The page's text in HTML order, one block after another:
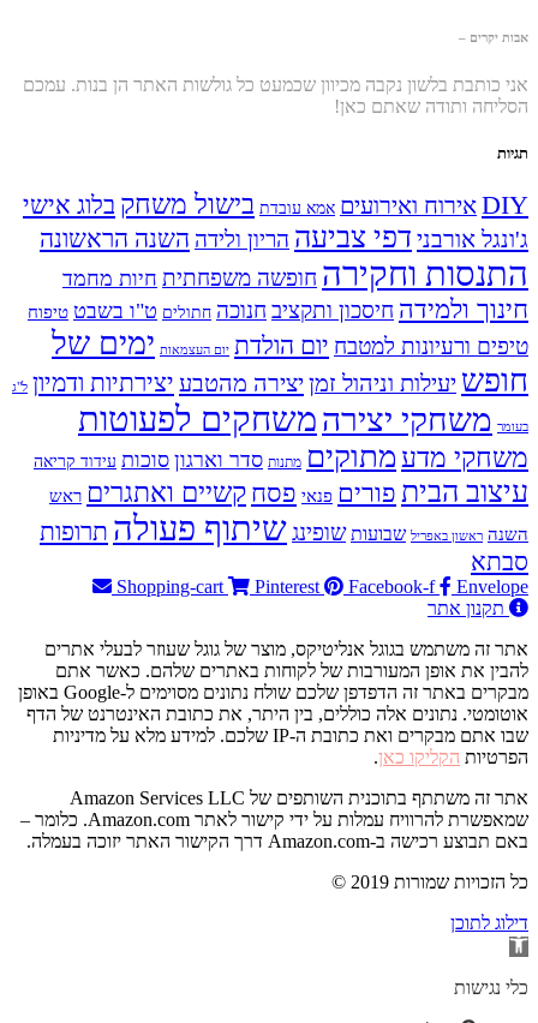
אבות יקרים –
אני כותבת בלשון נקבה מכיוון שכמעט כל גולשות האתר הן בנות. עמכם
הסליחה ותודה שאתם כאן!
תגיות
DIYאירוח ואירועים אמא עובדת בישול משחק בלוג אישי
ג'ונגל אורבני דפי צביעה הריון ולידה השנה הראשונה
התנסות וחקירה חופשה משפחתית חיות מחמד
חינוך ולמידה חיסכון ותקציב חנוכה חתולים ט"ו בשבט טיפוח
טיפים ורעיונות למטבח יום הולדת יום העצמאות ימים של
חופש יעילות וניהול זמן יצירה מהטבע יצירתיות ודמיון ל"ג
בעומר משחקי יצירהמשחקים לפעוטות
משחקי מדע מתוקים מתנות סדר וארגון סוכות עידוד קריאה
עיצוב הבית פורים פנאי פסח קשיים ואתגרים ראש
השנה ראשון באפריל שבועות שופינגשיתוף פעולה תרופות
סבתא
Shopping-cart Pinterest Facebook-f
Envelope
תקנון אתר
אתר זה משתמש בגוגל אנליטיקס, מוצר של גוגל שעוזר לבעלי אתרים
להבין את אופן המעורבות של לקוחות באתרים שלהם. כאשר אתם
מבקרים באתר זה הדפדפן שלכם שולח נתונים מסוימים ל-Google באופן
אוטומטי. נתונים אלה כוללים, בין היתר, את כתובת האינטרנט של הדף
שבו אתם מבקרים ואת כתובת ה-IP שלכם. למידע מלא על מדיניות
הפרטיות הקליקו כאן.
אתר זה משתתף בתוכנית השותפים של Amazon Services LLC
שמאפשרת להרוויח עמלות על ידי קישור לאתר Amazon.com. כלומר –
באם תבוצע רכישה ב-Amazon.com דרך הקישור האתר יזוכה בעמלה.
© 2019 כל הזכויות שמורות
דילוג לתוכן
פתח
נגישות
כלי נגישות